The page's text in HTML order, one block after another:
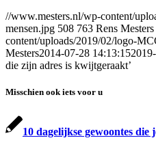
//www.mesters.nl/wp-content/
mensen.jpg 508 763 Rens Mesters
content/uploads/2019/02/logo-
Mesters2014-07-28 14:13:15
die zijn adres is kwijtgeraakt’
Misschien ook iets voor u
10 dagelijkse gewoontes die